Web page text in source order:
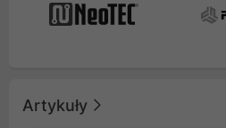
Artykuły